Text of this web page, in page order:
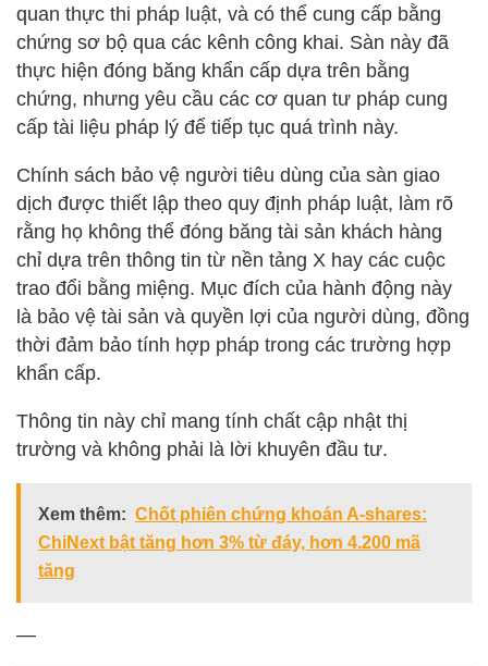
quan thực thi pháp luật, và có thể cung cấp bằng
chứng sơ bộ qua các kênh công khai. Sàn này đã
thực hiện đóng băng khẩn cấp dựa trên bằng
chứng, nhưng yêu cầu các cơ quan tư pháp cung
cấp tài liệu pháp lý để tiếp tục quá trình này.
Chính sách bảo vệ người tiêu dùng của sàn giao
dịch được thiết lập theo quy định pháp luật, làm rõ
rằng họ không thể đóng băng tài sản khách hàng
chỉ dựa trên thông tin từ nền tảng X hay các cuộc
trao đổi bằng miệng. Mục đích của hành động này
là bảo vệ tài sản và quyền lợi của người dùng, đồng
thời đảm bảo tính hợp pháp trong các trường hợp
khẩn cấp.
Thông tin này chỉ mang tính chất cập nhật thị
trường và không phải là lời khuyên đầu tư.
Xem thêm: Chốt phiên chứng khoán A-shares:
ChiNext bật tăng hơn 3% từ đáy, hơn 4.200 mã
tăng
—